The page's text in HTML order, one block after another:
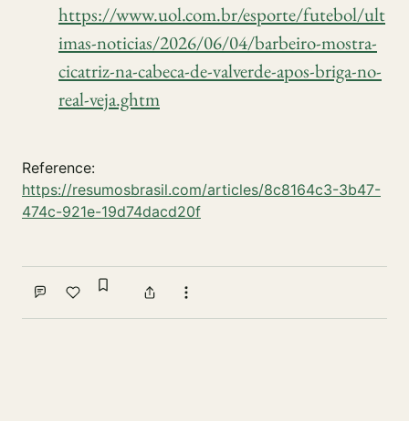
https://www.uol.com.br/esporte/futebol/ult
imas-noticias/2026/06/04/barbeiro-mostra-
cicatriz-na-cabeca-de-valverde-apos-briga-no-
real-veja.ghtm
Reference:
https://resumosbrasil.com/articles/8c8164c3-3b47-
474c-921e-19d74dacd20f
Comment
Like
Sign in to bookmark
ShareMore actions